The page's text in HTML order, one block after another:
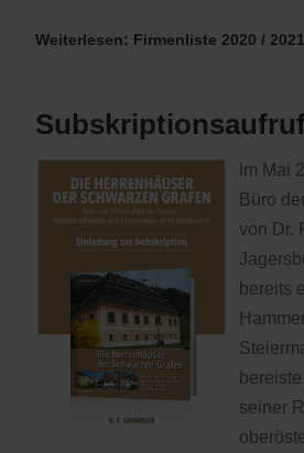
Weiterlesen: Firmenliste 2020 /
Im Mai
Büro
von Dr.
bereits
seiner